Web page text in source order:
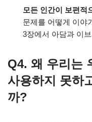
모든 인간이 보편적
문제를 어떻게 이야
3장에서 아담과 이
Q4. 왜 우리는
사용하지 못하
까?